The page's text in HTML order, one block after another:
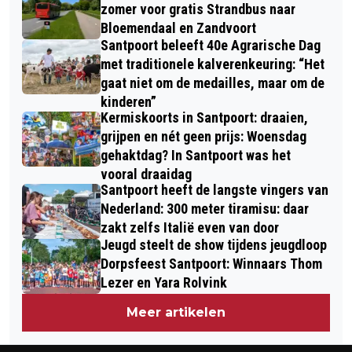
HOTELSCHOOLzomer voor gratis Strandbus naar
Bloemendaal en Zandvoort
Santpoort beleeft 40e Agrarische Dag
met traditionele kalverenkeuring: “Het
gaat niet om de medailles, maar om de
kinderen”
Kermiskoorts in Santpoort: draaien,
grijpen en nét geen prijs: Woensdag
gehaktdag? In Santpoort was het
vooral draaidag
Santpoort heeft de langste vingers van
Nederland: 300 meter tiramisu: daar
zakt zelfs Italië even van door
Jeugd steelt de show tijdens jeugdloop
Dorpsfeest Santpoort: Winnaars Thom
Lezer en Yara Rolvink
Meer artikelen